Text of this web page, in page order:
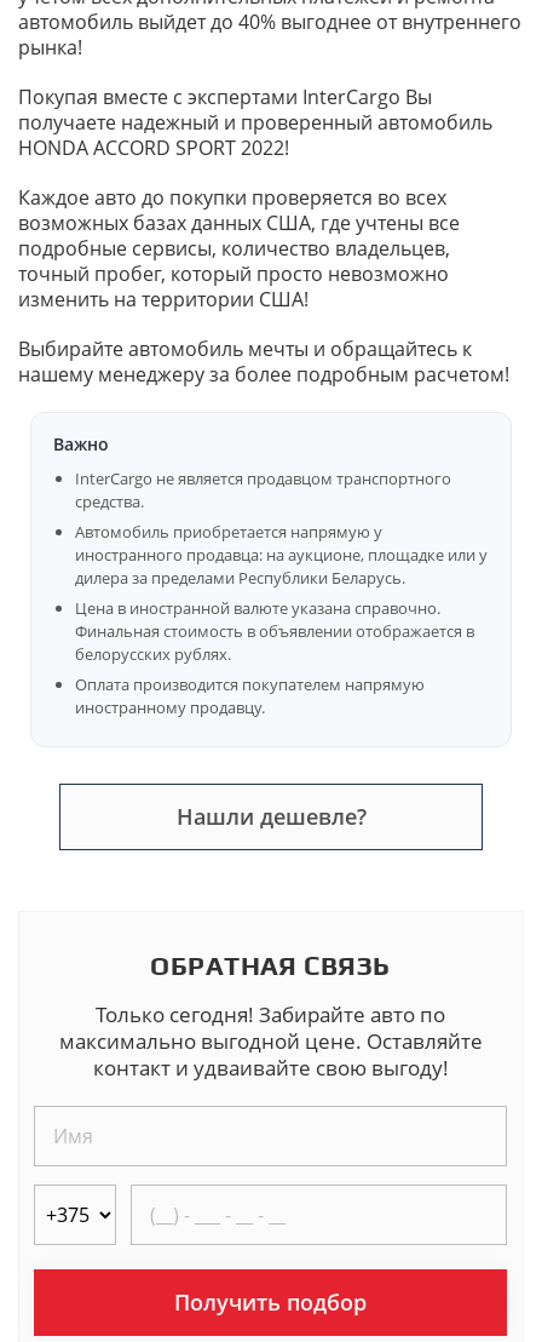
автомобиль выйдет до 40% выгоднее от внутреннего
рынка!
Покупая вместе с экспертами InterCargo Вы
получаете надежный и проверенный автомобиль
HONDA ACCORD SPORT 2022!
Каждое авто до покупки проверяется во всех
возможных базах данных США, где учтены все
подробные сервисы, количество владельцев,
точный пробег, который просто невозможно
изменить на территории США!
Выбирайте автомобиль мечты и обращайтесь к
нашему менеджеру за более подробным расчетом!
Важно
InterCargo не является продавцом транспортного
средства.
Автомобиль приобретается напрямую у
иностранного продавца: на аукционе, площадке или у
дилера за пределами Республики Беларусь.
Цена в иностранной валюте указана справочно.
Финальная стоимость в объявлении отображается в
белорусских рублях.
Оплата производится покупателем напрямую
иностранному продавцу.
Нашли дешевле?
ОБРАТНАЯ СВЯЗЬ
Только сегодня! Забирайте авто по
максимально выгодной цене. Оставляйте
контакт и удваивайте свою выгоду!
Получить подбор